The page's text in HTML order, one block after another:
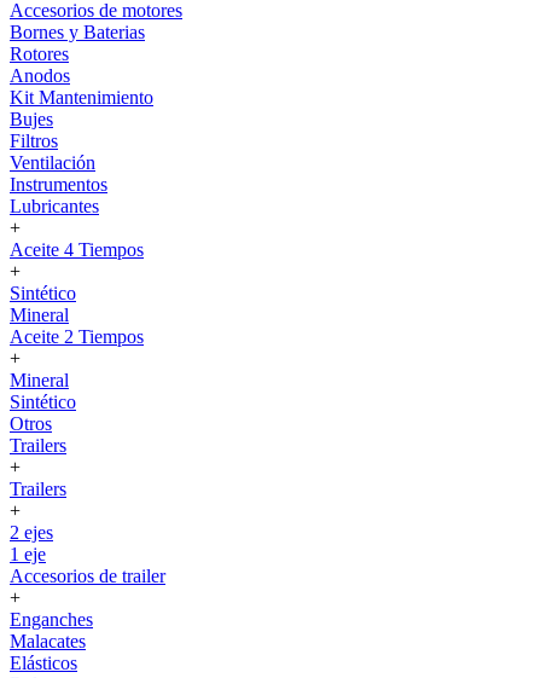
Accesorios de motores
Bornes y Baterias
Rotores
Anodos
Kit Mantenimiento
Bujes
Filtros
Ventilación
Instrumentos
Lubricantes
+
Aceite 4 Tiempos
+
Sintético
Mineral
Aceite 2 Tiempos
+
Mineral
Sintético
Otros
Trailers
+
Trailers
+
2 ejes
1 eje
Accesorios de trailer
+
Enganches
Malacates
Elásticos